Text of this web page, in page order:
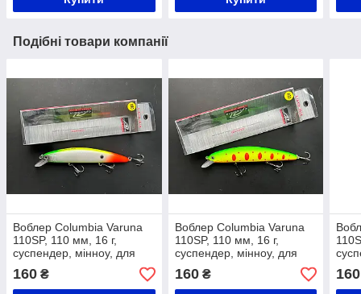
Подібні товари компанії
Воблер Columbia Varuna
110SP, 110 мм, 16 г,
суспендер, мінноу, для
щуки та окуня | Японська
якість
160 ₴
Воблер Columbia Varuna
110SP, 110 мм, 16 г,
суспендер, мінноу, для
щуки та окуня | Японська
якість
160₴ 160